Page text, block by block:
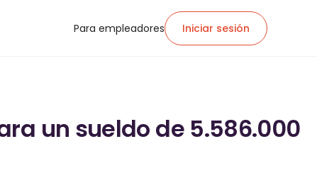
Para empleadores Iniciar sesión
un sueldo de 5.586.000